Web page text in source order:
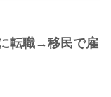
転職→移民で雇